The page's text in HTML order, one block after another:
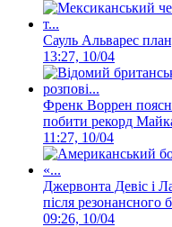
Сауль Альварес
13:27, 10/04
Френк Воррен
побити рекорд
11:27, 10/04
Джервонта Девіс і
після резонансного
09:26, 10/04